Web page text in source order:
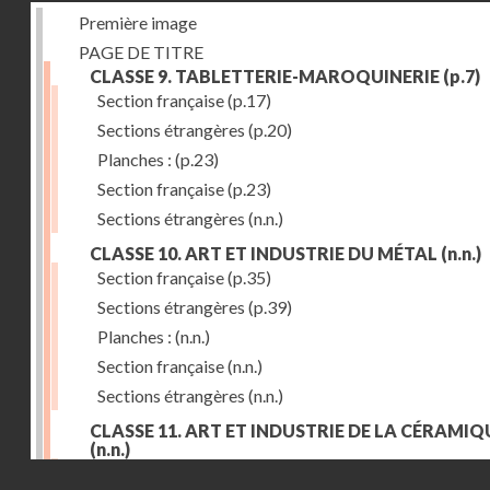
Première image
PAGE DE TITRE
CLASSE 9. TABLETTERIE-MAROQUINERIE (p.7)
Section française(p.17)
Sections étrangères (p.20)
Planches : (p.23)
Section française(p.23)
Sections étrangères (n.n.)
CLASSE 10. ART ET INDUSTRIE DU MÉTAL (n.n.)
Section française(p.35)
Sections étrangères (p.39)
Planches : (n.n.)
Section française(n.n.)
Sections étrangères (n.n.)
CLASSE 11. ART ET INDUSTRIE DE LA
(n.n.)